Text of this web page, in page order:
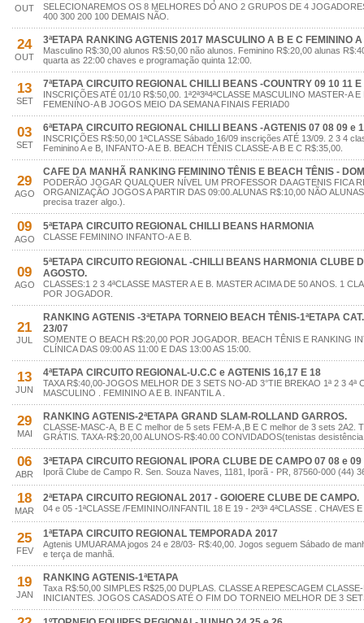
OUT
SELECIONAREMOS OS 8 MELHORES DO ANO 2 GRUPOS DE 4
400 300 200 100 DEMAIS NÃO.
24
OUT
3ªETAPA RANKING AGTENIS 2017 MASCULINO A B E C FEMININO
Masculino R$:30,00 alunos R$:50,00 não alunos. Feminino R$:20,00 alunas
quarta as 22:00 chaves e programação quinta 12:00.
13
SET
7ªETAPA CIRCUITO REGIONAL CHILLI BEANS -COUNTRY 09 10 11 E
INSCRIÇÕES ATÉ 01/10 R$:50,00. 1ª2ª3ª4ªCLASSE MASCULINO MASTER-A
FEMENINO-A B JOGOS MEIO DA SEMANA FINAIS FERIAD0
03
SET
6ªETAPA CIRCUITO REGIONAL CHILLI BEANS -AGTENIS 07 08 09 e
INSCRIÇÕES R$:50,00 1ªCLASSE Sábado 16/09 inscrições ATÉ 13/09. 2 3 4
Feminino A e B, INFANTO-A E B. BEACH TÊNIS CLASSE-A B E C R$:35,00.
29
AGO
CAFE DA MANHÃ RANKING FEMININO TÊNIS E BEACH TÊNIS -
PODERÃO JOGAR QUALQUER NÍVEL UM PROFESSOR DA AGTENIS FICA
ORGANIZAÇÃO JOGOS A PARTIR DAS 09:00.ALUNAS R$:10,00 NÃO
precisa trazer algo.).
09
AGO
5ªETAPA CIRCUITO REGIONAL CHILLI BEANS HARMONIA
CLASSE FEMININO INFANTO-A E B.
09
AGO
5ªETAPA CIRCUITO REGIONAL -CHILLI BEANS HARMONIA CLUBE
AGOSTO.
CLASSES:1 2 3 4ªCLASSE MASTER A E B. MASTER ACIMA DE 50 ANOS. 1
POR JOGADOR.
21
JUL
RANKING AGTENIS -3ªETAPA TORNEIO BEACH TÊNIS-1ªETAPA
23/07
SOMENTE O BEACH R$:20,00 POR JOGADOR. BEACH TÊNIS E RANKING
CLÍNICA DAS 09:00 AS 11:00 E DAS 13:00 AS 15:00.
13
JUN
4ªETAPA CIRCUITO REGIONAL-U.C.C e AGTENIS 16,17 E 18
TAXA R$:40,00-JOGOS MELHOR DE 3 SETS NO-AD 3°TIE BREKAO 1ª 2 3 4ª
MASCULINO . FEMININO A E B. INFANTIL A .
29
MAI
RANKING AGTENIS-2ªETAPA GRAND SLAM-ROLLAND GARROS.
CLASSE-MASC-A, B E C melhor de 5 sets FEM-A ,B E C melhor de 3 sets 2A2.
GRÁTIS. TAXA-R$:20,00 ALUNOS-R$:40.00 CONVIDADOS(tenistas
06
ABR
3ªETAPA CIRCUITO REGIONAL IPORA CLUBE DE CAMPO 07 08 e
Iporã Clube de Campo R. Sen. Souza Naves, 1181, Iporã - PR, 87560-000 (44)
18
MAR
2ªETAPA CIRCUITO REGIONAL 2017 - GOIOERE CLUBE DE CAMPO.
04 e 05 -1ªCLASSE /FEMININO/INFANTIL 18 E 19 - 2ª3ª 4ªCLASSE . CHAVES
25
FEV
1ªETAPA CIRCUITO REGIONAL TEMPORADA 2017
Agtenis UMUARAMA jogos 24 e 28/03- R$:40,00. Jogos seguem Sábado de
e terça de manhã.
19
JAN
RANKING AGTENIS-1ªETAPA
Taxa R$:50,00 SIMPLES R$25,00 DUPLAS. CLASSE A REPESCAGEM
INICIANTES. JOGOS CASADOS ATÉ O FIM DO TORNEIO MELHOR DE 3